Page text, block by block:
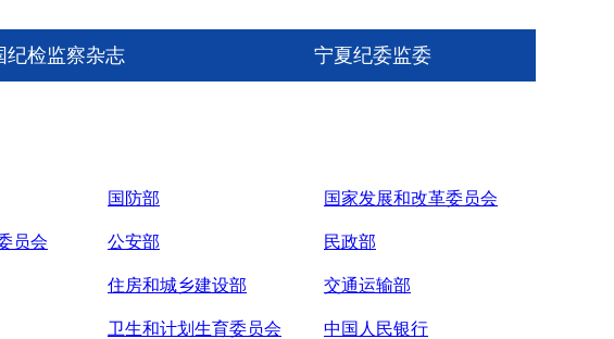
纪检监察杂志 宁夏纪委监委
国防部 国家发展和改革委员会
员会 公安部 民政部
住房和城乡建设部 交通运输部
卫生和计划生育委员会 中国人民银行